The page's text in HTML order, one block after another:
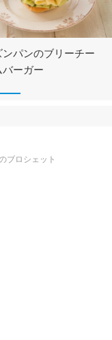
ンパンのブリーチー
バーガー
ブロシェット